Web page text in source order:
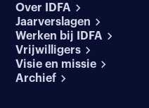
Over IDFA
Jaarverslagen
Werken bij IDFA
Vrijwilligers
Visie en missie
Archief